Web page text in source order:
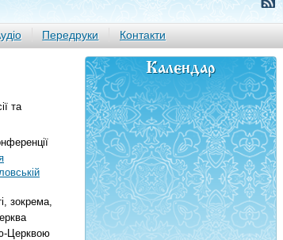
Передруки Контакти
та
зокрема,
Церквою
Календар